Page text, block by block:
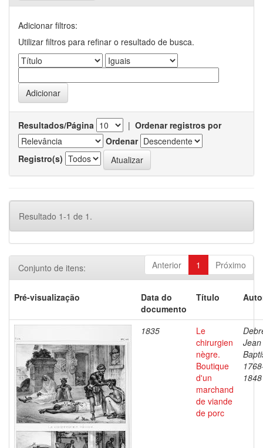
Adicionar filtros:
Utilizar filtros para refinar o resultado de busca.
Resultados/Página | Ordenar registros por
Ordenar
Registro(s)
Resultado 1-1 de 1.
Anterior 1 Próximo
Conjunto de itens:
Pré-visualização
Data do
documento
Título
1835
Le
chirurgien
nègre.
Boutique
d'un
marchand
de viande
de porc
Jean
1848